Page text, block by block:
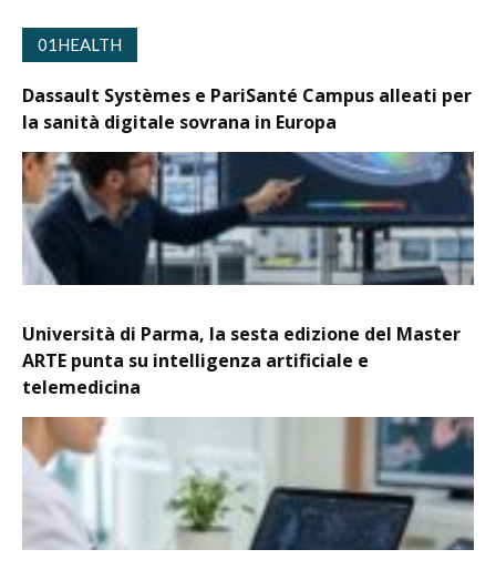
01HEALTH
Dassault Systèmes e PariSanté Campus alleati per
la sanità digitale sovrana in Europa
Università di Parma, la sesta edizione del Master
ARTE punta su intelligenza artificiale e
telemedicina